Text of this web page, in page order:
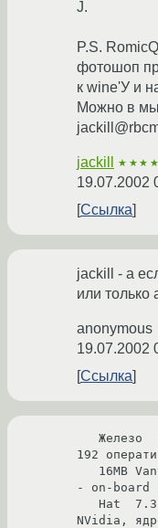
J.
P.S.
фотошоп
к wine'У и
Можно в
jackill
19.07.2002
Ссылка
jackill - а
или только
anonymous
19.07.2002
Ссылка
192
- on-board
NVidia,